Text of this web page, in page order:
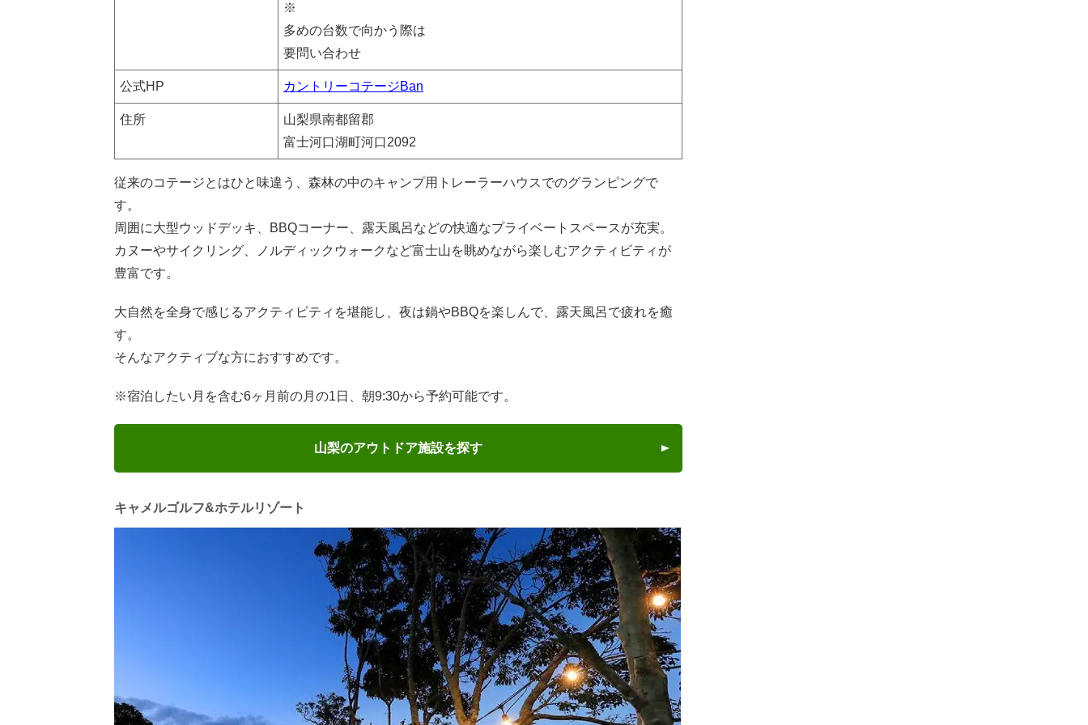
※
多めの台数で向かう際は
要問い合わせ
公式HP カントリーコテージBan
住所
山梨県南都留郡
富士河口湖町河口2092
従来のコテージとはひと味違う、森林の中のキャンプ用トレーラーハウスでのグランピングで
す。
周囲に大型ウッドデッキ、BBQコーナー、露天風呂などの快適なプライベートスペースが充実。
カヌーやサイクリング、ノルディックウォークなど富士山を眺めながら楽しむアクティビティが
豊富です。
大自然を全身で感じるアクティビティを堪能し、夜は鍋やBBQを楽しんで、露天風呂で疲れを癒
す。
そんなアクティブな方におすすめです。
※宿泊したい月を含む6ヶ月前の月の1日、朝9:30から予約可能です。
山梨のアウトドア施設を探す
キャメルゴルフ&ホテルリゾート